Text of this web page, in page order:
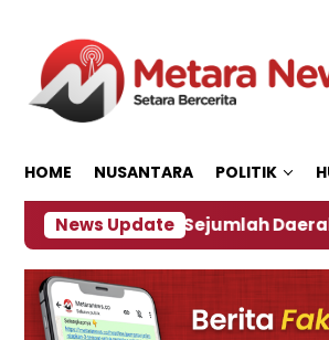
HOME NUSANTARA POLITIK
News Update
El Nino, Sejumlah Daerah di